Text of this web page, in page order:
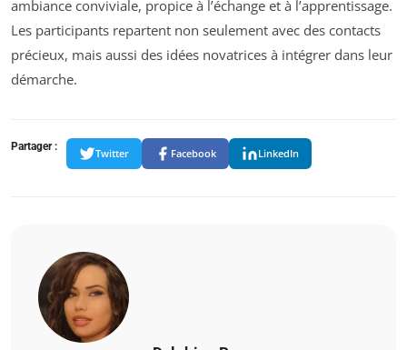
ambiance conviviale, propice à l’échange et à l’apprentissage.
Les participants repartent non seulement avec des contacts
précieux, mais aussi des idées novatrices à intégrer dans leur
démarche.
Partager :
Twitter Facebook LinkedIn